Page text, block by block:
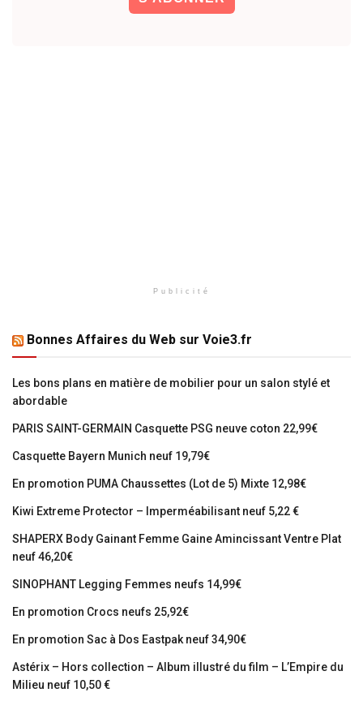
Publicité
Bonnes Affaires du Web sur Voie3.fr
Les bons plans en matière de mobilier pour un salon stylé et
abordable
PARIS SAINT-GERMAIN Casquette PSG neuve coton 22,99€
Casquette Bayern Munich neuf 19,79€
En promotion PUMA Chaussettes (Lot de 5) Mixte 12,98€
Kiwi Extreme Protector – Imperméabilisant neuf 5,22 €
SHAPERX Body Gainant Femme Gaine Amincissant Ventre Plat
neuf 46,20€
SINOPHANT Legging Femmes neufs 14,99€
En promotion Crocs neufs 25,92€
En promotion Sac à Dos Eastpak neuf 34,90€
Astérix – Hors collection – Album illustré du film – L’Empire du
Milieu neuf 10,50 €